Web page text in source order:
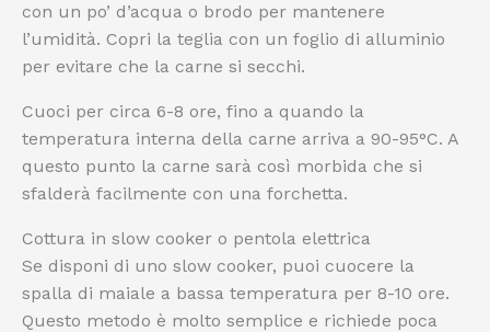
con un po’ d’acqua o brodo per mantenere
l’umidità. Copri la teglia con un foglio di alluminio
per evitare che la carne si secchi.
Cuoci per circa 6-8 ore, fino a quando la
temperatura interna della carne arriva a 90-95°C. A
questo punto la carne sarà così morbida che si
sfalderà facilmente con una forchetta.
Cottura in slow cooker o pentola elettrica
Se disponi di uno slow cooker, puoi cuocere la
spalla di maiale a bassa temperatura per 8-10 ore.
Questo metodo è molto semplice e richiede poca